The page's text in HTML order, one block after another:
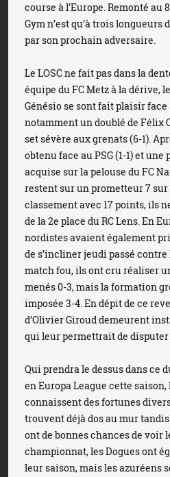
course à l’Europe. Remonté au
Gym n’est qu’à trois longueurs
par son prochain adversaire.
Le LOSC ne fait pas dans la
équipe du FC Metz à la dérive,
Génésio se sont fait plaisir
notamment un doublé de Félix
set sévère aux grenats (6-1).
obtenu face au PSG (1-1) et
acquise sur la pelouse du FC
restent sur un prometteur 7 sur
classement avec 17 points, ils
de la 2e place du RC Lens. En
nordistes avaient également
de s’incliner jeudi passé contre
match fou, ils ont cru réaliser
menés 0-3, mais la formation
imposée 3-4. En dépit de ce
d’Olivier Giroud demeurent
qui leur permettrait de disputer
Qui prendra le dessus dans ce
en Europa League cette
connaissent des fortunes
trouvent déjà dos au mur
ont de bonnes chances de voir
championnat, les Dogues ont
leur saison, mais les azuréens